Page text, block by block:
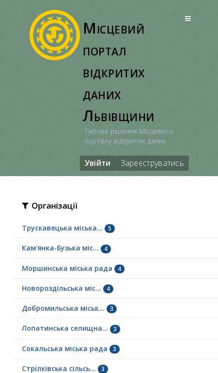
Місцевий
портал
відкритих
даних
Львівщини
Типове рішення Місцевого
порталу відкритих даних
Увійти Зареєструватись
Організації
Трускавецька міська... 5
Кам'янка-Бузька міс... 4
Моршинська міська рада 4
Новороздільська міс... 4
Добромильська міськ... 3
Лопатинська селищна... 3
Сокальська міська рада 3
Стрілківська сільсь... 3